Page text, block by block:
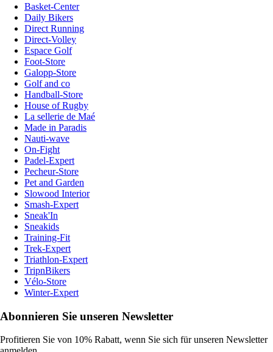
Basket-Center
Daily Bikers
Direct Running
Direct-Volley
Espace Golf
Foot-Store
Galopp-Store
Golf and co
Handball-Store
House of Rugby
La sellerie de Maé
Made in Paradis
Nauti-wave
On-Fight
Padel-Expert
Pecheur-Store
Pet and Garden
Slowood Interior
Smash-Expert
Sneak'In
Sneakids
Training-Fit
Trek-Expert
Triathlon-Expert
TripnBikers
Vélo-Store
Winter-Expert
Abonnieren Sie unseren Newsletter
Profitieren Sie von 10% Rabatt, wenn Sie sich für unseren Newsletter